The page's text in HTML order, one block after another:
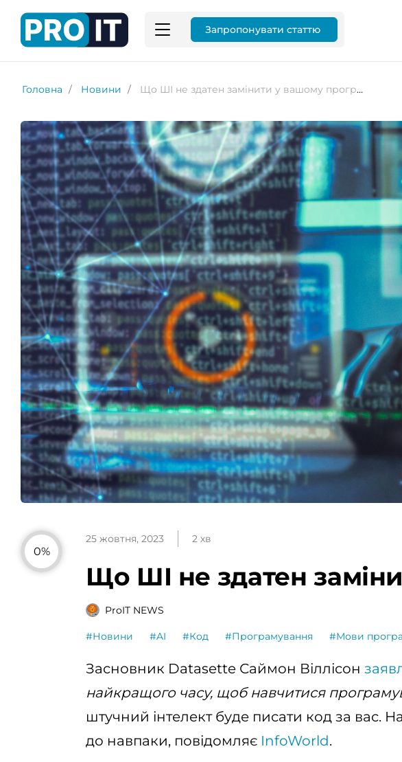
Запропонувати статтю
Головна Новини Що ШІ не здатен замінити у вашому програмуванні
0%
25 жовтня, 2023 2 хв
Що ШІ не здатен
ProIT NEWS
#Новини #AI #Код #Програмування #Мови
Засновник Datasette Саймон Віллісон
найкращого часу, щоб навчитися
штучний інтелект буде писати код за вас.
до навпаки, повідомляє InfoWorld.